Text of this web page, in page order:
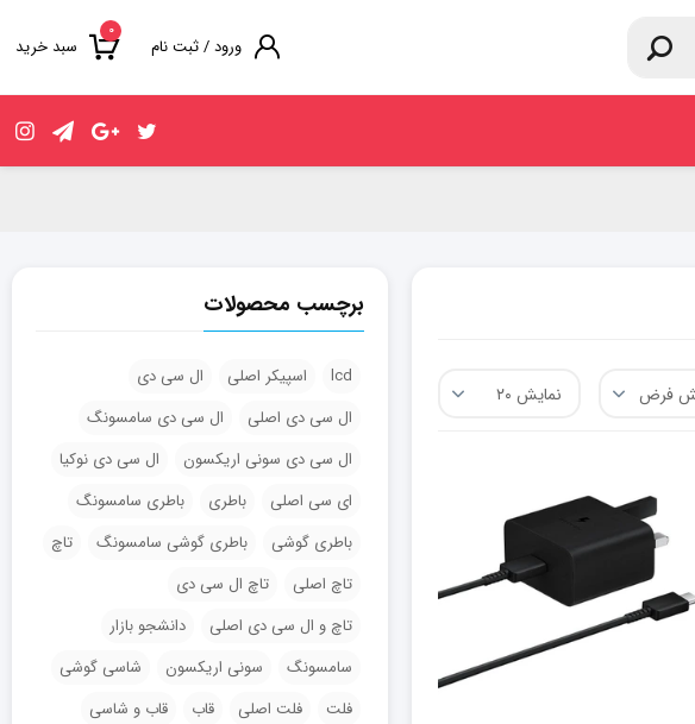
۰
سبد خرید ورود / ثبت نام
برچسب محصولات
lcd اسپیکر اصلی
ال سی دی
ال سی دی اصلی
ال سی دی سامسونگ
ال سی دی سونی اریکسون
ال سی دی نوکیا
ای سی اصلی
باطری
باطری سامسونگ
باطری گوشی
باطری گوشی سامسونگ
تاچ
تاچ اصلی
تاچ ال سی دی
تاچ و ال سی دی اصلی
دانشجو بازار
سامسونگ
سونی اریکسون
شاسی گوشی
فلت
فلت اصلی قاب
قاب و شاسی